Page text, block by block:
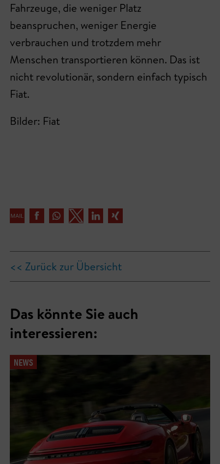
Fahrzeuge, die weniger Platz
beanspruchen, weniger Energie
verbrauchen und trotzdem mehr
Menschen transportieren können. Das ist
nicht revolutionär, sondern einfach typisch
Fiat.
Bilder: Fiat
<< Zurück zur Übersicht
Das könnte Sie auch
interessieren:
NEWS